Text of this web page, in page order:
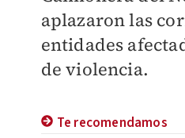
aplazaron las
entidades
de violencia.
Te recomendamos